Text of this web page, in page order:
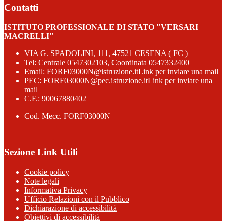
Contatti
ISTITUTO PROFESSIONALE DI STATO "VERSARI
MACRELLI"
VIA G. SPADOLINI, 111, 47521 CESENA ( FC )
Tel: Centrale 0547302103, Coordinata 0547332400
Email: FORF03000N@istruzione.itLink per inviare una mail
PEC: FORF03000N@pec.istruzione.itLink per inviare una
mail
C.F.: 90067880402
Cod. Mecc. FORF03000N
Sezione Link Utili
Cookie policy
Note legali
Informativa Privacy
Ufficio Relazioni con il Pubblico
Dichiarazione di accessibilità
Obiettivi di accessibilità